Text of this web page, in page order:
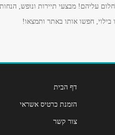
עליהם! מבצעי תיירות ונופש,
חפשו אותו באתר ותמצאו!
דף הבית
הזמנת כרטיס אשראי
צור קשר